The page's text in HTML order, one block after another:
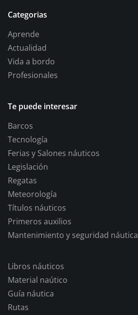
Categorias
Aprende
Actualidad
Vida a bordo
Profesionales
Te puede interesar
Barcos
Tecnología
Ferias y Salones náuticos
Legislación
Regatas
Meteorología
Títulos náuticos
Primeros auxilios
Mantenimiento y seguridad náutica
Libros náuticos
Material naútico
Guía náutica
Rutas